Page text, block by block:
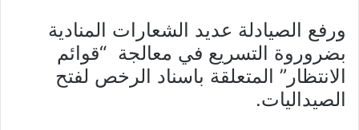
ورفع الصيادلة عديد الشعارات المنادية
بضروروة التسريع في معالجة “قوائم
الانتظار” المتعلقة باسناد الرخص لفتح
الصيداليات.